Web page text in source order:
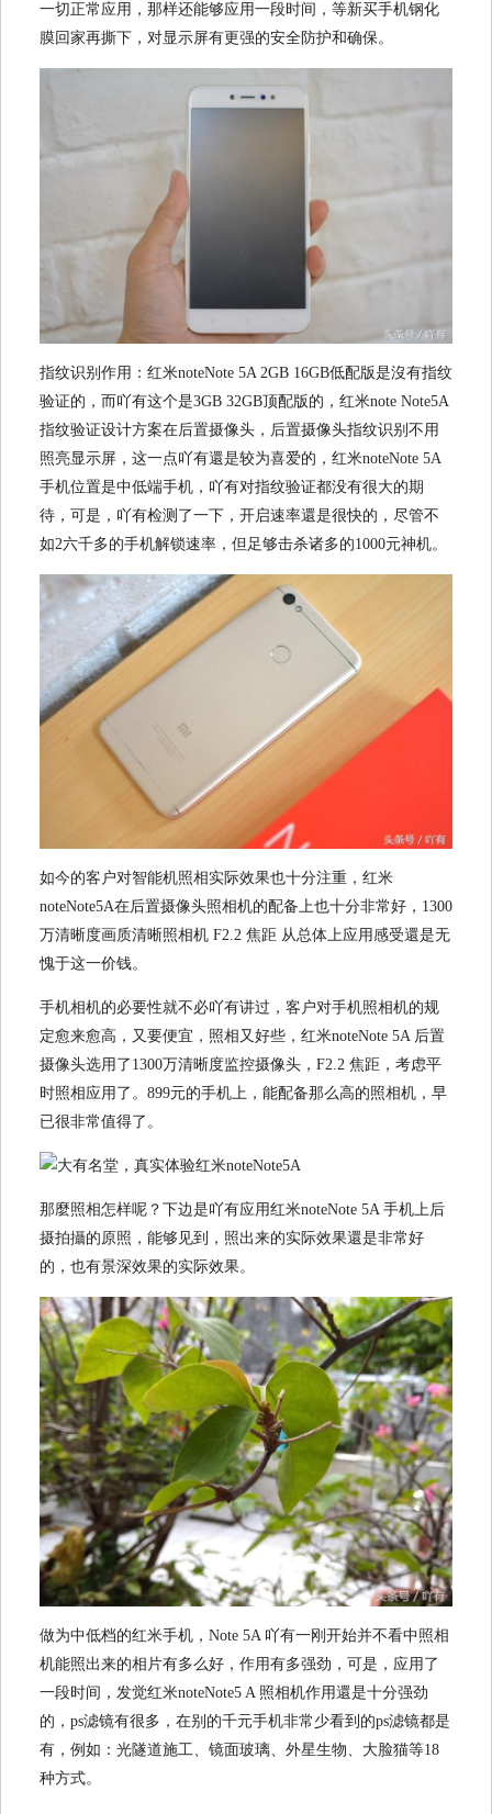
一切正常应用，那样还能够应用一段时间，等新买手机钢化
膜回家再撕下，对显示屏有更强的安全防护和确保。
指纹识别作用：红米noteNote 5A 2GB 16GB低配版是沒有指纹
验证的，而吖有这个是3GB 32GB顶配版的，红米note Note5A
指纹验证设计方案在后置摄像头，后置摄像头指纹识别不用
照亮显示屏，这一点吖有還是较为喜爱的，红米noteNote 5A
手机位置是中低端手机，吖有对指纹验证都没有很大的期
待，可是，吖有检测了一下，开启速率還是很快的，尽管不
如2六千多的手机解锁速率，但足够击杀诸多的1000元神机。
如今的客户对智能机照相实际效果也十分注重，红米
noteNote5A在后置摄像头照相机的配备上也十分非常好，1300
万清晰度画质清晰照相机 F2.2 焦距 从总体上应用感受還是无
愧于这一价钱。
手机相机的必要性就不必吖有讲过，客户对手机照相机的规
定愈来愈高，又要便宜，照相又好些，红米noteNote 5A 后置
摄像头选用了1300万清晰度监控摄像头，F2.2 焦距，考虑平
时照相应用了。899元的手机上，能配备那么高的照相机，早
已很非常值得了。
那麼照相怎样呢？下边是吖有应用红米noteNote 5A 手机上后
摄拍攝的原照，能够见到，照出来的实际效果還是非常好
的，也有景深效果的实际效果。
做为中低档的红米手机，Note 5A 吖有一刚开始并不看中照相
机能照出来的相片有多么好，作用有多强劲，可是，应用了
一段时间，发觉红米noteNote5 A 照相机作用還是十分强劲
的，ps滤镜有很多，在别的千元手机非常少看到的ps滤镜都是
有，例如：光隧道施工、镜面玻璃、外星生物、大脸猫等18
种方式。